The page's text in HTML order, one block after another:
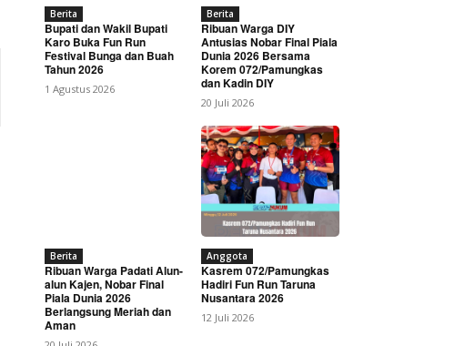
Berita
Bupati dan Wakil Bupati
Karo Buka Fun Run
Festival Bunga dan Buah
Tahun 2026
1 Agustus 2026
Berita
Ribuan Warga DIY
Antusias Nobar Final Piala
Dunia 2026 Bersama
Korem 072/Pamungkas
dan Kadin DIY
20 Juli 2026
Berita
Ribuan Warga Padati Alun-
alun Kajen, Nobar Final
Piala Dunia 2026
Berlangsung Meriah dan
Aman
Anggota
Kasrem 072/Pamungkas
Hadiri Fun Run Taruna
Nusantara 2026
12 Juli 2026